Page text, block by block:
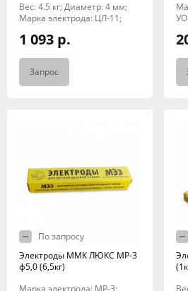
Вес: 4.5 кг; Диаметр: 4 мм;
Марка электрода: ЦЛ-11;
1 093 р.
Запрос
По запросу
Электроды ММК ЛЮКС МР-3
ф5,0 (6,5кг)
Марка электрода: МР-3;